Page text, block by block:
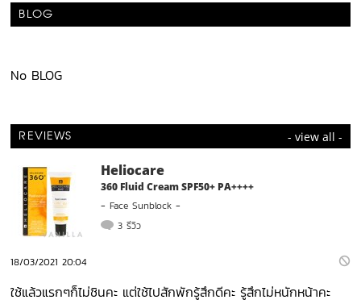
BLOG
No BLOG
REVIEWS - view all -
Heliocare
360 Fluid Cream SPF50+ PA++++
-Face Sunblock -
3 รีวิว
18/03/2021 20:04
ใช้แล้วแรกๆก็ไม่ชินคะ แต่ใช้ไปสักพักรู้สึกดีคะ รู้สึกไม่หนักหน้าคะ